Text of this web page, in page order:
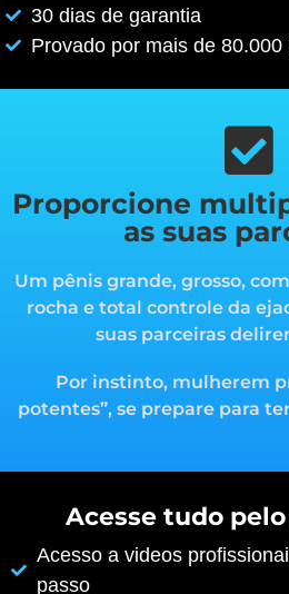
30 dias de garantia
Provado por mais de 80.000
Proporcione
as suas
Um pênis grande, grosso,
rocha e total controle da
suas parceiras
Por instinto, mulherem
potentes”, se prepare para
Acesse tudo
Acesso a videos
passo